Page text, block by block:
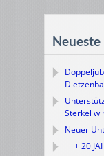
Sterkel
Neuer
+++ 20